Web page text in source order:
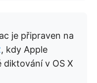
je připraven na
, kdy Apple
v OS X